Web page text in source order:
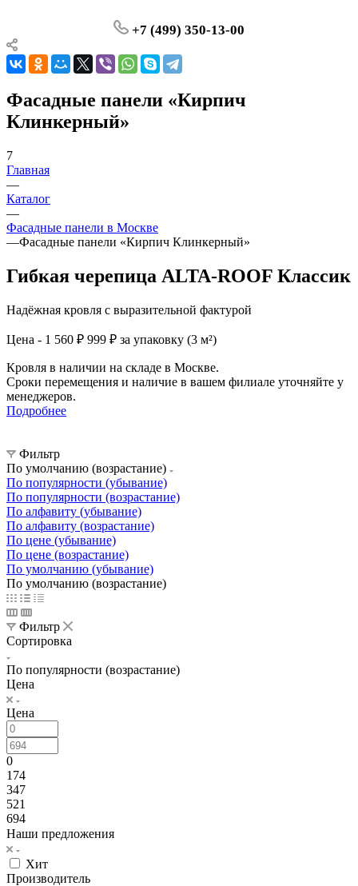
+7 (499) 350-13-00
Фасадные панели «Кирпич
Клинкерный»
7
Главная
—
Каталог
—
Фасадные панели в Москве
—Фасадные панели «Кирпич Клинкерный»
Гибкая черепица ALTA-ROOF Классик
Надёжная кровля с выразительной фактурой
Цена - 1 560 ₽ 999 ₽ за упаковку (3 м²)
Кровля в наличии на складе в Москве.
Сроки перемещения и наличие в вашем филиале уточняйте у
менеджеров.
Подробнее
Фильтр
По умолчанию (возрастание)
По популярности (убывание)
По популярности (возрастание)
По алфавиту (убывание)
По алфавиту (возрастание)
По цене (убывание)
По цене (возрастание)
По умолчанию (убывание)
По умолчанию (возрастание)
Фильтр
Сортировка
По популярности (возрастание)
Цена
Цена
0
174
347
521
694
Наши предложения
Хит
Производитель